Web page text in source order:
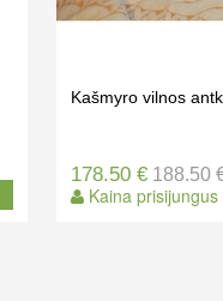
Kašmyro vilnos
178.50 €
Kaina prisijungus
188.50